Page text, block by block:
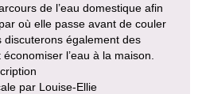
de l’eau domestique afin
où elle passe avant de couler
discuterons également des
l’eau à la maison.
par Louise-Ellie